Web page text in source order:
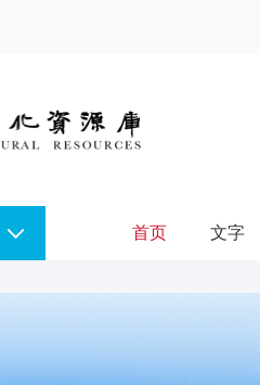
首页 文字